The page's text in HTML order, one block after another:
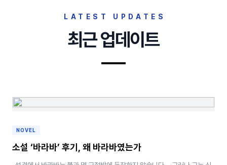
LATEST UPDATES
최근 업데이트
NOVEL
소설 ‘바라바’ 후기, 왜 바라바였는가